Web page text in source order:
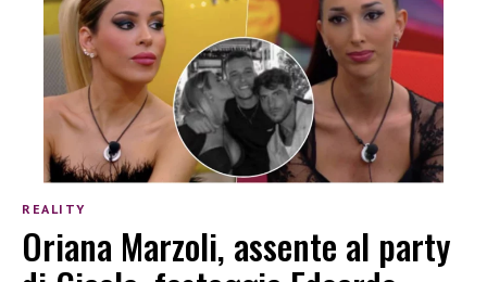
REALITY
Oriana Marzoli, assente al party